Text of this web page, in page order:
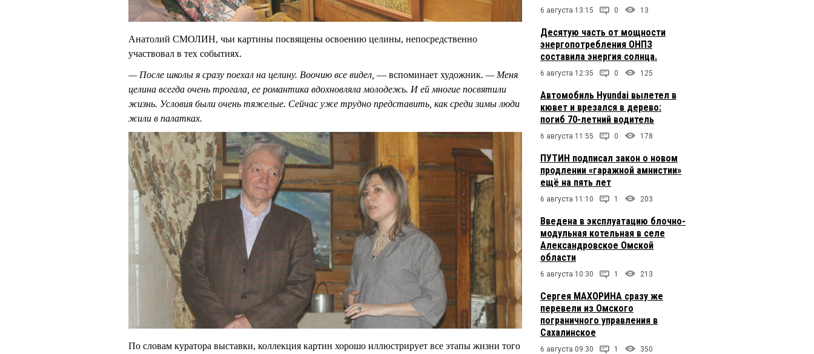
Анатолий СМОЛИН, чьи картины посвящены освоению целины, непосредственно
участвовал в тех событиях.
— После школы я сразу поехал на целину. Воочию все видел, — вспоминает художник. — Меня
целина всегда очень трогала, ее романтика вдохновляла молодежь. И ей многие посвятили
жизнь. Условия были очень тяжелые. Сейчас уже трудно представить, как среди зимы люди
жили в палатках.
По словам куратора выставки, коллекция картин хорошо иллюстрирует все этапы жизни того
6 августа 13:15 0 13
Десятую часть от мощности
энергопотребления ОНПЗ
составила энергия солнца.
6 августа 12:35 0 125
Автомобиль Hyundai вылетел в
кювет и врезался в дерево:
погиб 70-летний водитель
6 августа 11:55 0 178
ПУТИН подписал закон о новом
продлении «гаражной амнистии»
ещё на пять лет
6 августа 11:10 1 203
Введена в эксплуатацию блочно-
модульная котельная в селе
Александровское Омской
области
6 августа 10:30 1 213
Сергея МАХОРИНА сразу же
перевели из Омского
пограничного управления в
Сахалинское
6 августа 09:30 1 350